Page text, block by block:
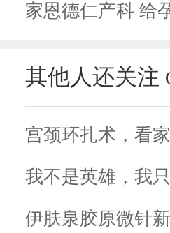
家恩德仁产科 给
其他人还关注
宫颈环扎术，看
伊肤泉胶原微针